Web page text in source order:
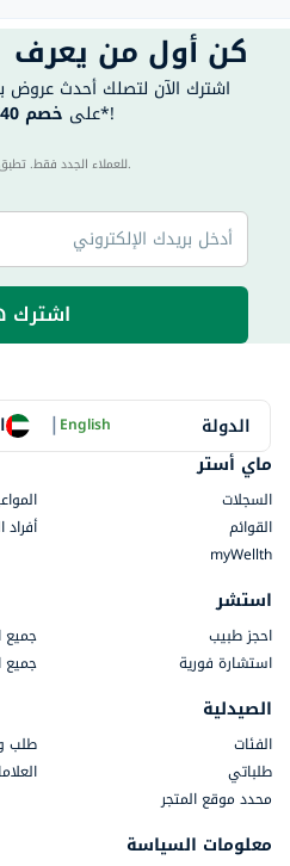
كن أول من يعرف
اشترك الآن لتصلك أحدث عروض
على خصم 40٪ على طلبك الأول مباشرةً*!
40 للعملاء الجدد فقط. تطبق الشروط والأحكام.
اشترك
الدولة |English
ماي أستر
السجلات
القوائم
أفراد
myWellth
استشر
احجز طبيب
جميع
استشارة فورية
جميع
الصيدلية
الفئات
طلب
طلباتي
محدد موقع المتجر
معلومات السياسة